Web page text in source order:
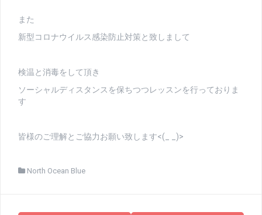
また
新型コロナウイルス感染防止対策と致しまして
検温と消毒をして頂き
ソーシャルディスタンスを保ちつつレッスンを行っておりま
す
皆様のご理解とご協力お願い致します<(_ _)>
North Ocean Blue